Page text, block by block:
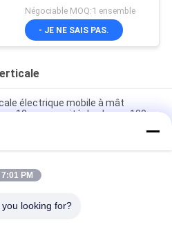
Négociable MOQ:1 ensemble
- JE NE SAIS PAS.
électrique mobile à mât
10 m, capacité de charge 130
manuelle à double mât pour
7:01 PM
looking for?